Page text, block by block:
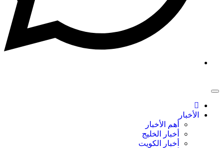
الأخبار
أهم الأخبار
أخبار الخليج
أخبار الكويت